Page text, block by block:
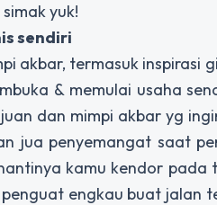
yuk!
sendiri
akbar, termasuk inspirasi
& memulai usaha
dan mimpi akbar yg
jua penyemangat saat
kamu kendor
engkau buat jalan